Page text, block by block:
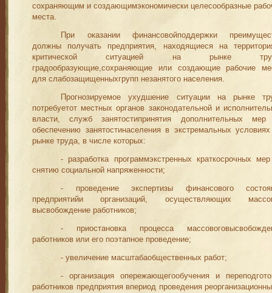
сохраняющим и создающимэкономически целесообразные
места.
При оказании финансовойподдержки
должны полу­чать предприятия, находящиеся на
критической ситуа­цией на рынке
градообразующие,сохраняющие или создающие рабочие
для слабозащищенныхгрупп незанятого населения.
Прогнозируемое ухудшение ситуации на рынке
потребуетот местных органов законодательной и
власти, служб занятостипринятия дополнительных
обеспечению занятостинаселения в экстремальных
рынке труда, в числе которых:
- разработка программэкстренных краткосрочных
снятию социальной напряженности;
- проведение экспертизы финансового
предприятийи организаций, осуществляющих
высвобождение работников;
- приостановка процесса м
работников или его поэтапное проведение;
- увеличение масштабаобщественных работ;
- организация опережающегообучения и
работников предприятия впериод проведения